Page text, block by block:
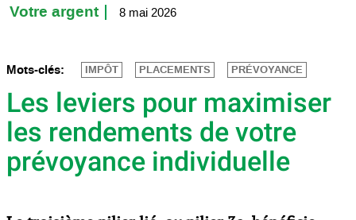
Votre argent 8 mai 2026
Mots-clés: IMPÔT PLACEMENTS PRÉVOYANCE
Les leviers pour maximiser
les rendements de votre
prévoyance individuelle